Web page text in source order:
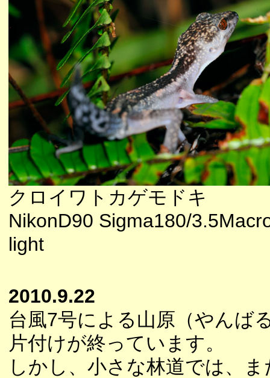
クロイワトカゲモドキ
NikonD90 Sigma180/
light
2010.9.22
台風7号による山原（やんば
片付けが終っています。
しかし、小さな林道では、